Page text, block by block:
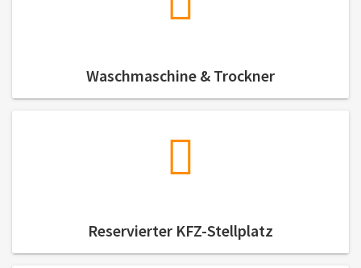
Waschmaschine & Trockner
Reservierter KFZ-Stellplatz